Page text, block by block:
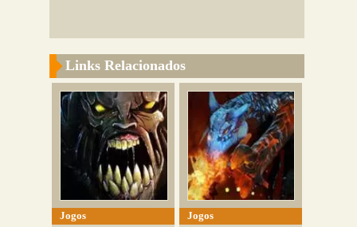
Links Relacionados
Jogos
Jogos